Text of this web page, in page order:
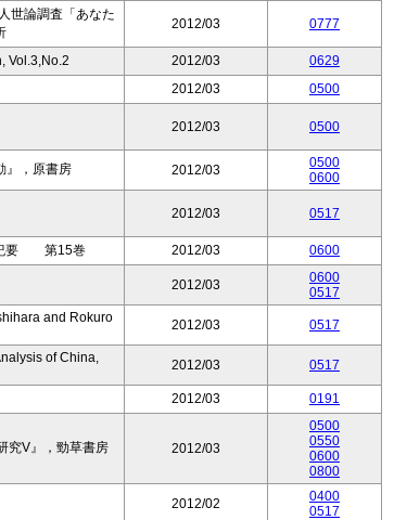
世論調査「あなた
2012/03 0777
Vol.3,No.2 2012/03
0629
2012/03 0500
2012/03 0500
』，原書房 2012/03
0500
0600
2012/03 0517
紀要 第15巻 2012/03 0600
2012/03
0600
0517
and Rokuro
2012/03 0517
of China,
2012/03 0517
2012/03 0191
究V』，勁草書房 2012/03
0500
0550
0600
0800
2012/02
0400
0517